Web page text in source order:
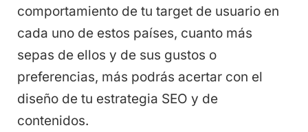
comportamiento de tu target de usuario en
cada uno de estos países, cuanto más
sepas de ellos y de sus gustos o
preferencias, más podrás acertar con el
diseño de tu estrategia SEO y de
contenidos.